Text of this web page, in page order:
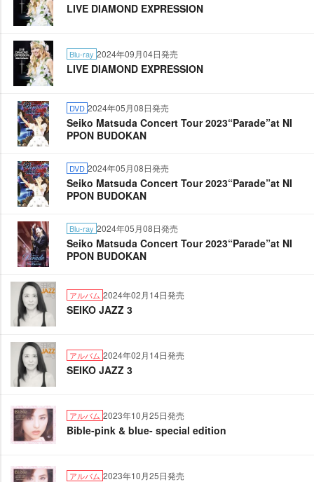
LIVE DIAMOND EXPRESSION
Blu-ray 2024年09月04日発売
LIVE DIAMOND EXPRESSION
DVD 2024年05月08日発売
Seiko Matsuda Concert Tour 2023“Parade”at NI
PPON BUDOKAN
DVD 2024年05月08日発売
Seiko Matsuda Concert Tour 2023“Parade”at NI
PPON BUDOKAN
Blu-ray 2024年05月08日発売
Seiko Matsuda Concert Tour 2023“Parade”at NI
PPON BUDOKAN
アルバム 2024年02月14日発売
SEIKO JAZZ 3
アルバム 2024年02月14日発売
SEIKO JAZZ 3
アルバム 2023年10月25日発売
Bible-pink & blue- special edition
アルバム 2023年10月25日発売